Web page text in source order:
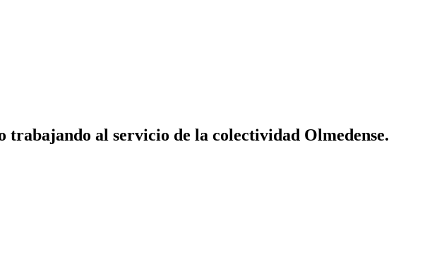
al servicio de la colectividad Olmedense.